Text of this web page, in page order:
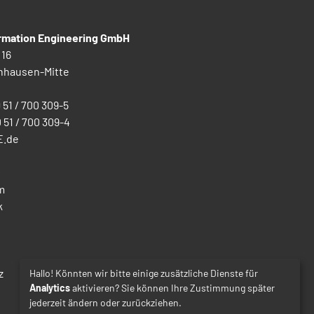
Engineering GmbH
Mitte
51 / 700 309-5
51 / 700 309-4
Hallo! Könnten wir bitte einige zusätzliche Dienste für
Analyticsaktivieren? Sie können Ihre Zustimmung später
jederzeit ändern oder zurückziehen.